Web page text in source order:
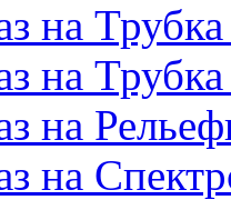
на
на
на
на